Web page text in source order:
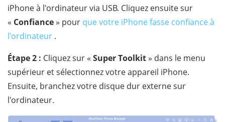
iPhone à l'ordinateur via USB. Cliquez ensuite sur
« Confiance» pour que votre iPhone fasse confiance à
l'ordinateur .
Étape 2 : Cliquez sur « Super Toolkit» dans le menu
supérieur et sélectionnez votre appareil iPhone.
Ensuite, branchez votre disque dur externe sur
l'ordinateur.